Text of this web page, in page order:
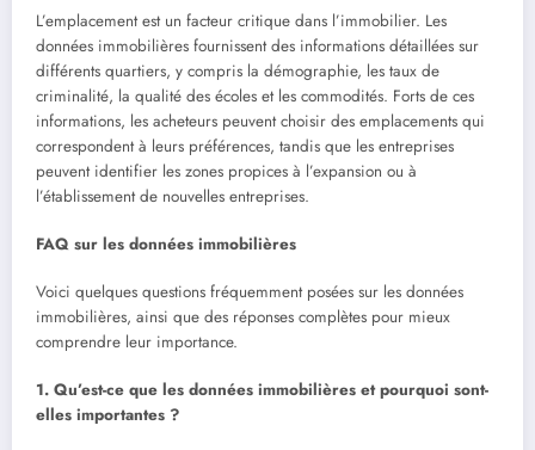
L’emplacement est un facteur critique dans l’immobilier. Les
données immobilières fournissent des informations détaillées sur
différents quartiers, y compris la démographie, les taux de
criminalité, la qualité des écoles et les commodités. Forts de ces
informations, les acheteurs peuvent choisir des emplacements qui
correspondent à leurs préférences, tandis que les entreprises
peuvent identifier les zones propices à l’expansion ou à
l’établissement de nouvelles entreprises.
FAQ sur les données immobilières
Voici quelques questions fréquemment posées sur les données
immobilières, ainsi que des réponses complètes pour mieux
comprendre leur importance.
1. Qu’est-ce que les données immobilières et pourquoi sont-
elles importantes ?